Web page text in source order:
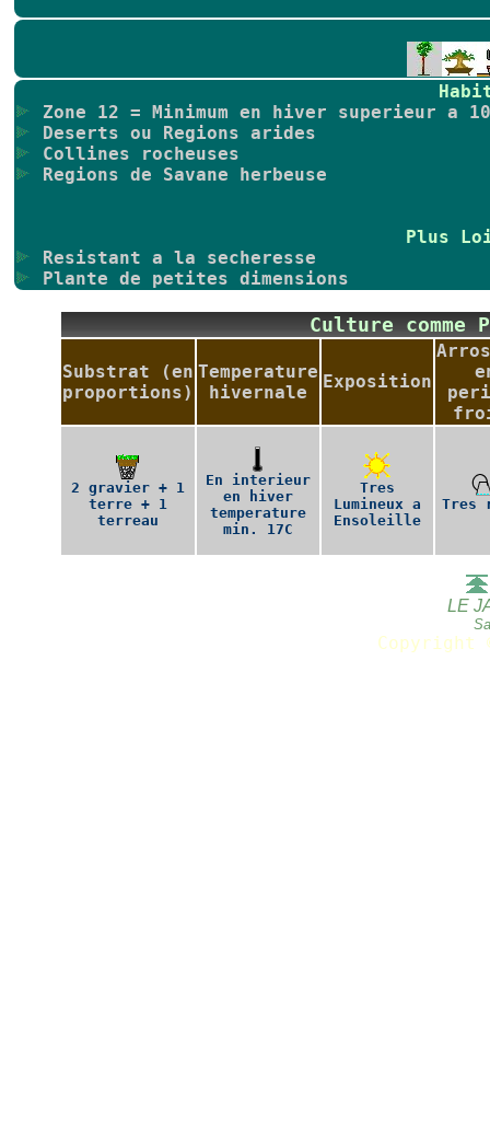
Zone 12 = Minimum en hiver superieur a
Deserts ou Regions arides
Collines rocheuses
Regions de Savane herbeuse
Plus
Resistant a la secheresse
Plante de petites dimensions
Culture
Substrat (en
proportions)
Temperature
hivernale
Exposition
2 gravier + 1
terre + 1
terreau
En interieur
en hiver
temperature
min. 17C
Tres
Lumineux a
Ensoleille
Tres
LE
Copyright